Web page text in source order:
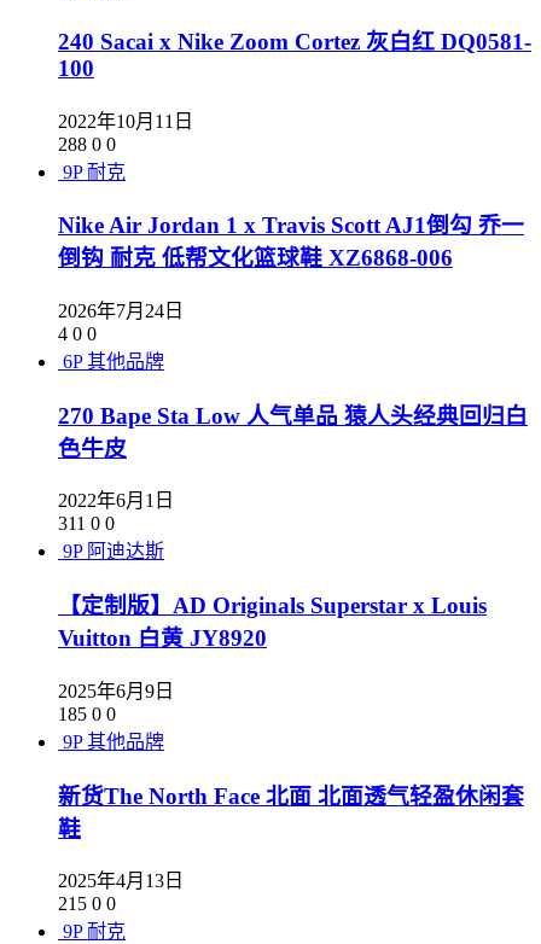
240 Sacai x Nike Zoom Cortez 灰白红 DQ0581-
100
2022年10月11日
288 0 0
9P 耐克
Nike Air Jordan 1 x Travis Scott AJ1倒勾 乔一
倒钩 耐克 低帮文化篮球鞋 XZ6868-006
2026年7月24日
4 0 0
6P 其他品牌
270 Bape Sta Low 人气单品 猿人头经典回归白
色牛皮
2022年6月1日
311 0 0
9P 阿迪达斯
【定制版】AD Originals Superstar x Louis
Vuitton 白黄 JY8920
2025年6月9日
185 0 0
9P 其他品牌
新货The North Face 北面 北面透气轻盈休闲套
鞋
2025年4月13日
215 0 0
9P 耐克